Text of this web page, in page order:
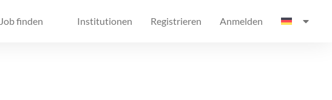
Job finden Institutionen Registrieren Anmelden